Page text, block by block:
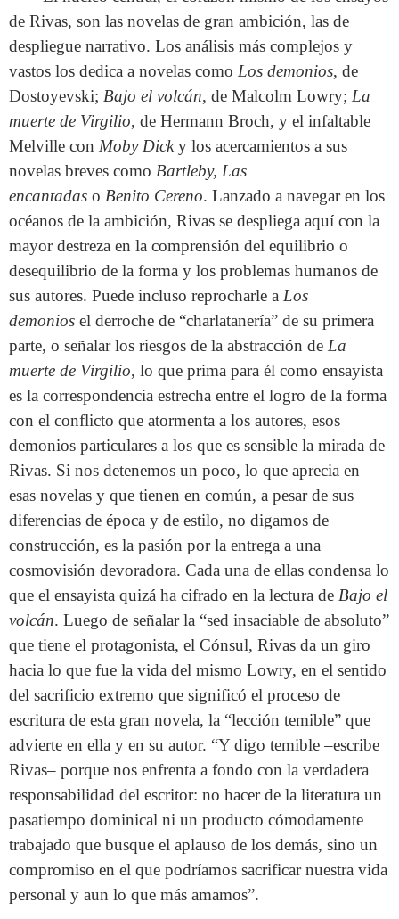
de Rivas, son las novelas de gran ambición, las de
despliegue narrativo. Los análisis más complejos y
vastos los dedica a novelas como Los demonios, de
Dostoyevski; Bajo el volcán, de Malcolm Lowry; La
muerte de Virgilio, de Hermann Broch, y el infaltable
Melville con Moby Dicky los acercamientos a sus
novelas breves como Bartleby, Las
encantadas o Benito Cereno. Lanzado a navegar en los
océanos de la ambición, Rivas se despliega aquí con la
mayor destreza en la comprensión del equilibrio o
desequilibrio de la forma y los problemas humanos de
sus autores. Puede incluso reprocharle a Los
demonios el derroche de “charlatanería” de su primera
parte, o señalar los riesgos de la abstracción de La
muerte de Virgilio, lo que prima para él como ensayista
es la correspondencia estrecha entre el logro de la forma
con el conflicto que atormenta a los autores, esos
demonios particulares a los que es sensible la mirada de
Rivas. Si nos detenemos un poco, lo que aprecia en
esas novelas y que tienen en común, a pesar de sus
diferencias de época y de estilo, no digamos de
construcción, es la pasión por la entrega a una
cosmovisión devoradora. Cada una de ellas condensa lo
que el ensayista quizá ha cifrado en la lectura de Bajo el
volcán. Luego de señalar la “sed insaciable de absoluto”
que tiene el protagonista, el Cónsul, Rivas da un giro
hacia lo que fue la vida del mismo Lowry, en el sentido
del sacrificio extremo que significó el proceso de
escritura de esta gran novela, la “lección temible” que
advierte en ella y en su autor. “Y digo temible –escribe
Rivas– porque nos enfrenta a fondo con la verdadera
responsabilidad del escritor: no hacer de la literatura un
pasatiempo dominical ni un producto cómodamente
trabajado que busque el aplauso de los demás, sino un
compromiso en el que podríamos sacrificar nuestra vida
personal y aun lo que más amamos”.